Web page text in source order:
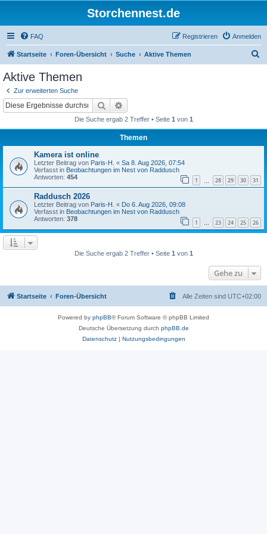
Storchennest.de
FAQ Anmelden
Registrieren
Startseite Foren-Übersicht Suche Aktive Themen
Aktive Themen
Zur erweiterten Suche
Suche
Die Suche ergab 2 Treffer • Seite 1 von 1
Themen
Kamera ist online
Letzter Beitrag von Paris-H. « Sa 8. Aug 2026, 07:54
Verfasst in Beobachtungen im Nest von Raddusch
Antworten: 454 1 28 29 30 31
Raddusch 2026
Letzter Beitrag von Paris-H. « Do 6. Aug 2026, 09:08
Verfasst in Beobachtungen im Nest von Raddusch
Antworten: 378 1 … 23 24 25 26
Die Suche ergab 2 Treffer • Seite 1 von 1
Gehe zu
Startseite Foren-Übersicht Alle Zeiten sind UTC+02:00
Powered by phpBB® Forum Software © phpBB Limited
Deutsche Übersetzung durch phpBB.de
Datenschutz| Nutzungsbedingungen